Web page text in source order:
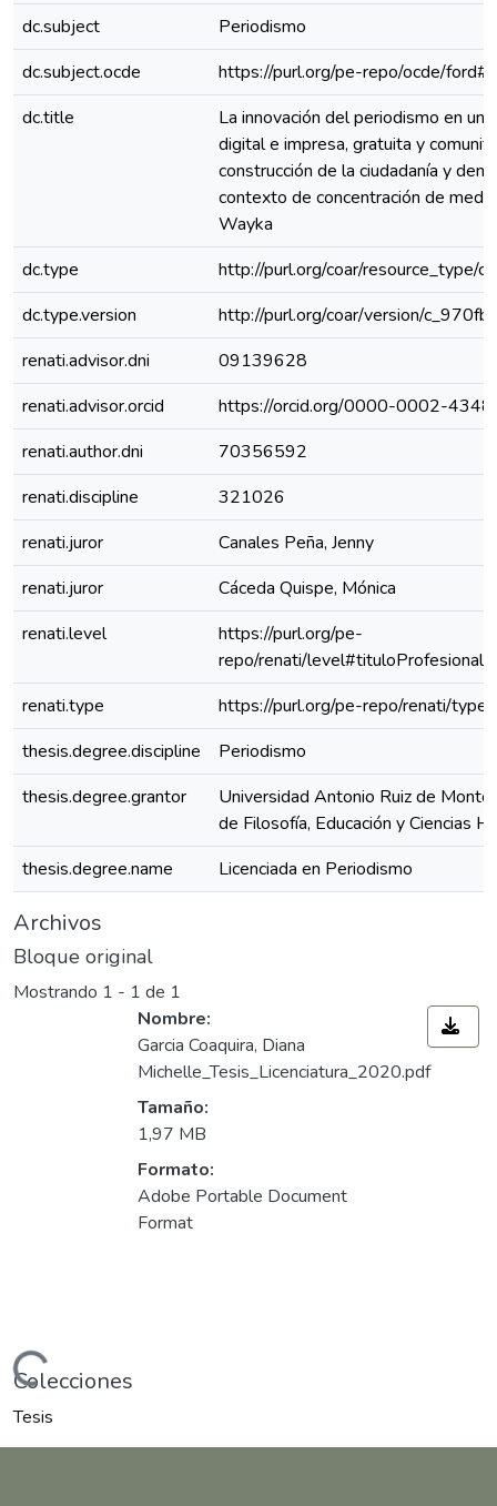
dc.subject
Periodismo
dc.subject.ocde
https://purl.org/pe-repo/ocde/
dc.title
La innovación del periodismo en
digital e impresa, gratuita y
construcción de la ciudadanía y
contexto de concentración de
Wayka
dc.type
http://purl.org/coar/resource_type/
dc.type.version
http://purl.org/coar/version/
renati.advisor.dni
09139628
renati.advisor.orcid
https://orcid.org/0000-0002-
renati.author.dni
70356592
renati.discipline
321026
renati.juror
Canales Peña, Jenny
renati.juror
Cáceda Quispe, Mónica
renati.level
https://purl.org/pe-
repo/renati/level#tituloProfesional
renati.type
https://purl.org/pe-repo/renati/
thesis.degree.discipline
Periodismo
thesis.degree.grantor
Universidad Antonio Ruiz de
de Filosofía, Educación y Ciencias
thesis.degree.name
Licenciada en Periodismo
Archivos
Bloque original
Mostrando 1 - 1 de 1
Nombre:
Garcia Coaquira, Diana
Michelle_Tesis_Licenciatura_2020.pdf
Tamaño:
1,97 MB
Formato:
Adobe Portable Document
Format
Colecciones
Tesis